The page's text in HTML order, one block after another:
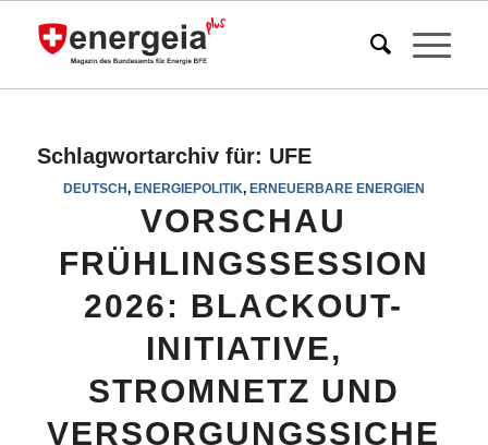
Schlagwortarchiv für: UFE
DEUTSCH, ENERGIEPOLITIK, ERNEUERBARE ENERGIEN
VORSCHAU
FRÜHLINGSSESSION
2026: BLACKOUT-
INITIATIVE,
STROMNETZ UND
VERSORGUNGSSICHE